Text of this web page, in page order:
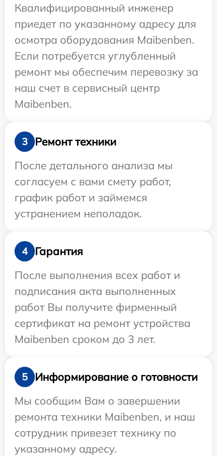
Квалифицированный инженер
приедет по указанному адресу для
осмотра оборудования Maibenben.
Если потребуется углубленный
ремонт мы обеспечим перевозку за
наш счет в сервисный центр
Maibenben.
3
Ремонт техники
После детального анализа мы
согласуем с вами смету работ,
график работ и займемся
устранением неполадок.
4
Гарантия
После выполнения всех работ и
подписания акта выполненных
работ Вы получите фирменный
сертификат на ремонт устройства
Maibenben сроком до 3 лет.
5
Информирование о готовности
Мы сообщим Вам о завершении
ремонта техники Maibenben, и наш
сотрудник привезет технику по
указанному адресу.